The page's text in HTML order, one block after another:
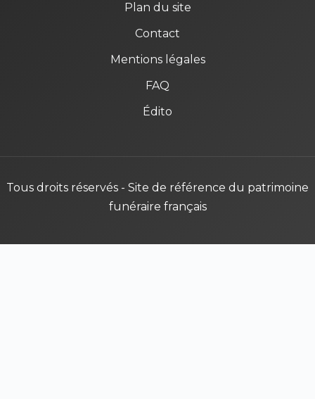
Plan du site
Contact
Mentions légales
FAQ
Édito
Tous droits réservés - Site de référence du patrimoine
funéraire français